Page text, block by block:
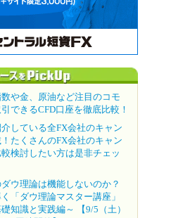
や金、原油など注目のコモ
できるCFD口座を徹底比較！
している全FX会社のキャン
たくさんのFX会社のキャン
検討したい方は是非チェッ
ウ理論は機能しないのか？
「ダウ理論マスター講座」
知識と実践編～ 【9/5（土）